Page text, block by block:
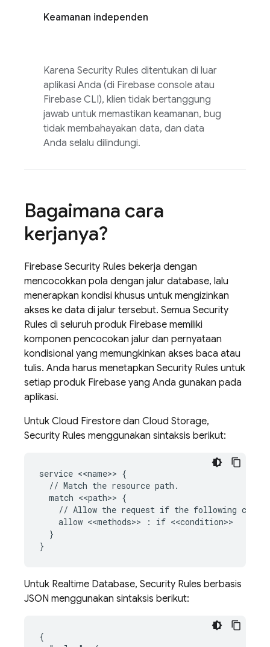
Keamanan independen
Karena Security Rules ditentukan di luar
aplikasi Anda (di Firebase console atau
Firebase CLI), klien tidak bertanggung
jawab untuk memastikan keamanan, bug
tidak membahayakan data, dan data
Anda selalu dilindungi.
Bagaimana cara
kerjanya?
Firebase Security Rules bekerja dengan
mencocokkan pola dengan jalur database, lalu
menerapkan kondisi khusus untuk mengizinkan
akses ke data di jalur tersebut. Semua Security
Rules di seluruh produk Firebase memiliki
komponen pencocokan jalur dan pernyataan
kondisional yang memungkinkan akses baca atau
tulis. Anda harus menetapkan Security Rules untuk
setiap produk Firebase yang Anda gunakan pada
aplikasi.
Untuk Cloud Firestore dan Cloud Storage,
Security Rules menggunakan sintaksis berikut:
service <<name>> {
  // Match the resource path.
  match <<path>> {
// Allow the request if the following
    allow <<methods>> : if <<condition>>
  }
Untuk Realtime Database, Security Rules berbasis
JSON menggunakan sintaksis berikut:
{